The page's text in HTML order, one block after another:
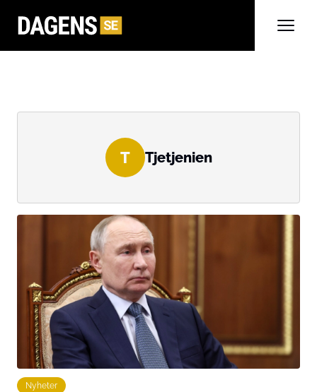
T Tjetjenien
Nyheter